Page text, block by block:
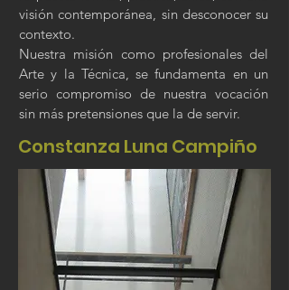
visión contemporánea, sin desconocer su
contexto.
Nuestra misión como profesionales del
Arte y la Técnica, se fundamenta en un
serio compromiso de nuestra vocación
sin más pretensiones que la de servir.
Constanza Luna Campiño